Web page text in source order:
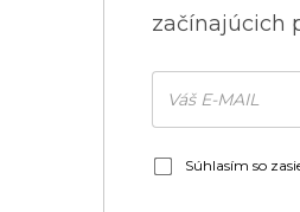
začínajúcich
Súhlasím so